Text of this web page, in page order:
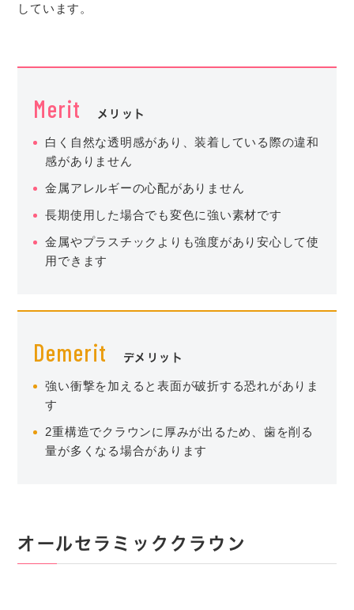
しています。
Merit メリット
白く自然な透明感があり、装着している際の違和
感がありません
金属アレルギーの心配がありません
長期使用した場合でも変色に強い素材です
金属やプラスチックよりも強度があり安心して使
用できます
Demerit デメリット
強い衝撃を加えると表面が破折する恐れがありま
す
2重構造でクラウンに厚みが出るため、歯を削る
量が多くなる場合があります
オールセラミッククラウン